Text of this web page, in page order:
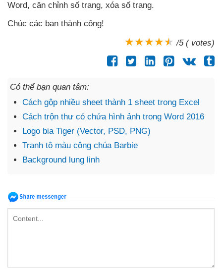
Word, căn chỉnh số trang, xóa số trang.
Chúc các bạn thành công!
/5 ( votes)
Có thể bạn quan tâm:
Cách gộp nhiều sheet thành 1 sheet trong Excel
Cách trộn thư có chứa hình ảnh trong Word 2016
Logo bia Tiger (Vector, PSD, PNG)
Tranh tô màu công chúa Barbie
Background lung linh